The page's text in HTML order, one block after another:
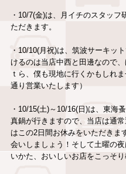
・10/7(金)は、月イチのスタッ
ただきます。
・10/10(月祝)は、筑波サーキッ
けるのは当店中西と田邊なので
ｔら、僕も現地に行くかもしれ
通り営業いたします）
・10/15(土)～10/16(日)は、東海
真鍋が行きますので、当店は通
はこの2日間お休みをいただきま
会いしましょう！そして土曜の
いかた、おいしいお店をこっそ